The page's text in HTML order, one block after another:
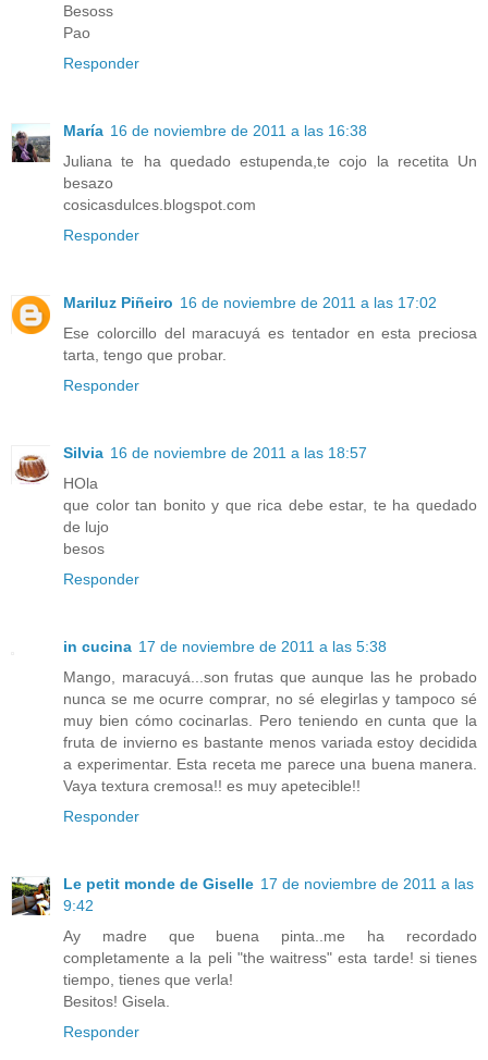
Besoss
Pao
Responder
María 16 de noviembre de 2011 a las 16:38
Juliana te ha quedado estupenda,te cojo la recetita Un
besazo
cosicasdulces.blogspot.com
Responder
Mariluz Piñeiro 16 de noviembre de 2011 a las 17:02
Ese colorcillo del maracuyá es tentador en esta preciosa
tarta, tengo que probar.
Responder
Silvia 16 de noviembre de 2011 a las 18:57
HOla
que color tan bonito y que rica debe estar, te ha quedado
de lujo
besos
Responder
in cucina 17 de noviembre de 2011 a las 5:38
Mango, maracuyá...son frutas que aunque las he probado
nunca se me ocurre comprar, no sé elegirlas y tampoco sé
muy bien cómo cocinarlas. Pero teniendo en cunta que la
fruta de invierno es bastante menos variada estoy decidida
a experimentar. Esta receta me parece una buena manera.
Vaya textura cremosa!! es muy apetecible!!
Responder
Le petit monde de Giselle 17 de noviembre de 2011 a las
9:42
Ay madre que buena pinta..me ha recordado
completamente a la peli "the waitress" esta tarde! si tienes
tiempo, tienes que verla!
Besitos! Gisela.
Responder